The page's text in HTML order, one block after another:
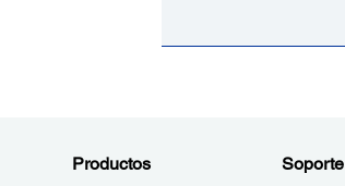
Productos Soporte